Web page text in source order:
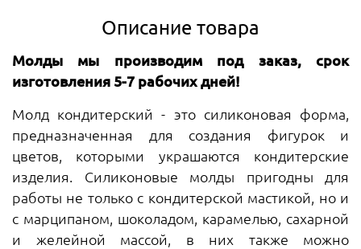
Описание товара
Молды мы производим под заказ, срок
изготовления 5-7 рабочих дней!
Молд кондитерский - это силиконовая форма,
предназначенная для создания фигурок и
цветов, которыми украшаются кондитерские
изделия. Силиконовые молды пригодны для
работы не только с кондитерской мастикой, но и
с марципаном, шоколадом, карамелью, сахарной
и желейной массой, в них также можно